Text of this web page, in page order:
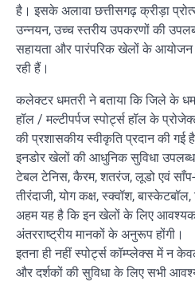
है। इसके अलावा छत्तीसगढ़ क्रीड़ा
उन्नयन, उच्च स्तरीय उपकरणों की
सहायता और पारंपरिक खेलों के आयोजन
रही हैं।
कलेक्टर धमतरी ने बताया कि जिले के
हॉल / मल्टीपर्पज स्पोर्ट्स हॉल के
की प्रशासकीय स्वीकृति प्रदान की गई
इनडोर खेलों की आधुनिक सुविधा उपलब्ध
टेबल टेनिस, कैरम, शतरंज, लूडो एवं साँप-
तीरंदाजी, योग कक्ष, स्क्वॉश,
अहम यह है कि इन खेलों के लिए
अंतरराष्ट्रीय मानकों के अनुरूप होंगी।
इतना ही नहीं स्पोर्ट्स कॉम्प्लेक्स में न
और दर्शकों की सुविधा के लिए सभी